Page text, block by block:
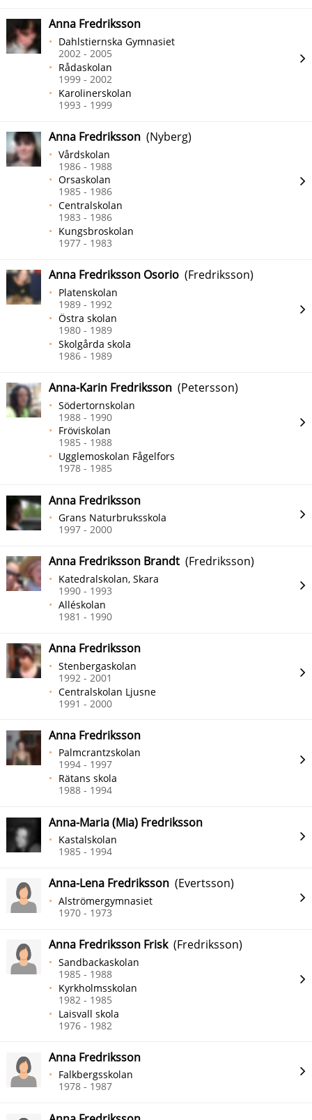
Anna Fredriksson
Dahlstiernska Gymnasiet
2002 - 2005
Rådaskolan
1999 - 2002
Karolinerskolan
1993 - 1999
Anna Fredriksson (Nyberg)
Vårdskolan
1986 - 1988
Orsaskolan
1985 - 1986
Centralskolan
1983 - 1986
Kungsbroskolan
1977 - 1983
Anna Fredriksson Osorio (Fredriksson)
Platenskolan
1989 - 1992
Östra skolan
1980 - 1989
Skolgårda skola
1986 - 1989
Anna-Karin Fredriksson (Petersson)
Södertornskolan
1988 - 1990
Fröviskolan
1985 - 1988
Ugglemoskolan Fågelfors
1978 - 1985
Anna Fredriksson
Grans Naturbruksskola
1997 - 2000
Anna Fredriksson Brandt (Fredriksson)
Katedralskolan, Skara
1990 - 1993
Alléskolan
1981 - 1990
Anna Fredriksson
Stenbergaskolan
1992 - 2001
Centralskolan Ljusne
1991 - 2000
Anna Fredriksson
Palmcrantzskolan
1994 - 1997
Rätans skola
1988 - 1994
Anna-Maria (Mia) Fredriksson
Kastalskolan
1985 - 1994
Anna-Lena Fredriksson (Evertsson)
Alströmergymnasiet
1970 - 1973
Anna Fredriksson Frisk(Fredriksson)
Sandbackaskolan
1985 - 1988
Kyrkholmsskolan
1982 - 1985
Laisvall skola
1976 - 1982
Anna Fredriksson
Falkbergsskolan
1978 - 1987